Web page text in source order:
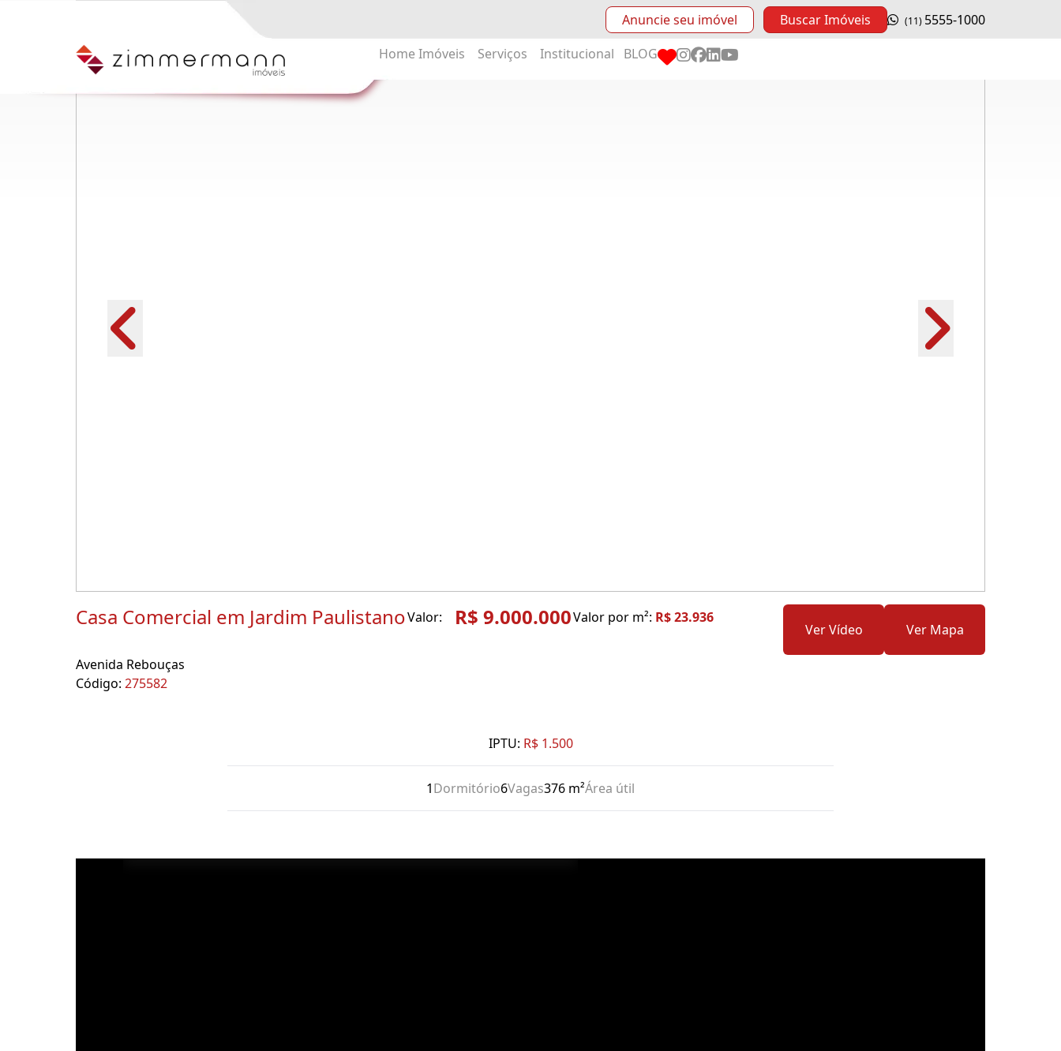
Anuncie seu imóvel Buscar Imóveis (11) 5555-1000
Home Imóveis Serviços Institucional BLOG
Casa Comercial em Jardim PaulistanoValor: R$ 9.000.000Valor por m²: R$ 23.936
Avenida Rebouças
Código: 275582
Ver Vídeo Ver Mapa
IPTU: R$ 1.500
1Dormitório6Vagas376 m²Área útil